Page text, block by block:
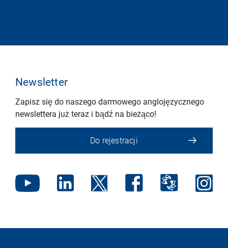
Newsletter
Zapisz się do naszego darmowego anglojęzycznego
newslettera już teraz i bądź na bieżąco!
Do rejestracji